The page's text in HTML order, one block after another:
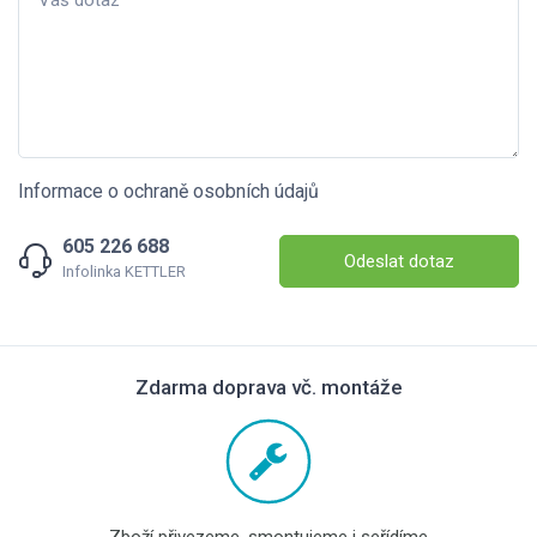
Informace o ochraně osobních údajů
605 226 688
Infolinka KETTLER Odeslat dotaz
Zdarma doprava vč. montáže